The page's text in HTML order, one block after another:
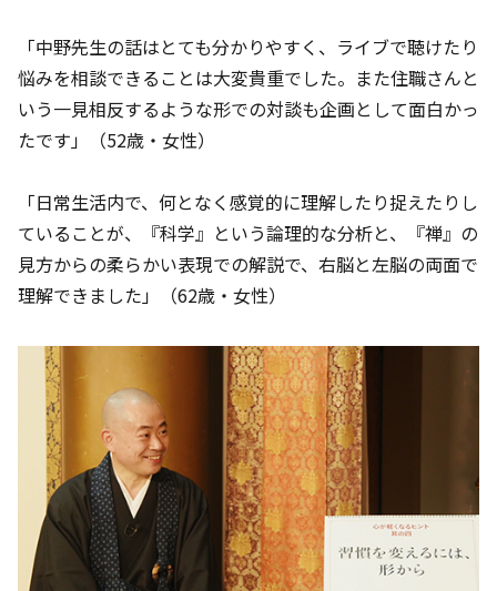
「中野先生の話はとても分かりやすく、ライブで聴けたり
悩みを相談できることは大変貴重でした。また住職さんと
いう一見相反するような形での対談も企画として面白かっ
たです」（52歳・女性）
「日常生活内で、何となく感覚的に理解したり捉えたりし
ていることが、『科学』という論理的な分析と、『禅』の
見方からの柔らかい表現での解説で、右脳と左脳の両面で
理解できました」（62歳・女性）